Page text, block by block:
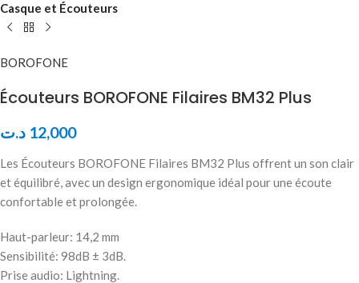
Casque et Écouteurs
BOROFONE
Écouteurs BOROFONE Filaires BM32 Plus
12,000 د.ت
Les Écouteurs BOROFONE Filaires BM32 Plus offrent un son clair
et équilibré, avec un design ergonomique idéal pour une écoute
confortable et prolongée.
Haut-parleur: 14,2 mm
Sensibilité: 98dB ± 3dB.
Prise audio: Lightning.